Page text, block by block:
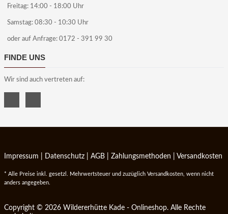
Freitag: 14:00 - 18:00 Uhr
Samstag: 08:30 - 10:30 Uhr
oder auf Anfrage: 0172 - 391 99 30
FINDE UNS
Wir sind auch vertreten auf:
Impressum Datenschutz AGB Zahlungsmethoden Versandkosten
* Alle Preise inkl. gesetzl. Mehrwertsteuer und zuzüglich Versandkosten, wenn nicht
anders angegeben.
Copyright © 2026 Wildererhütte Kade - Onlineshop. Alle Rechte